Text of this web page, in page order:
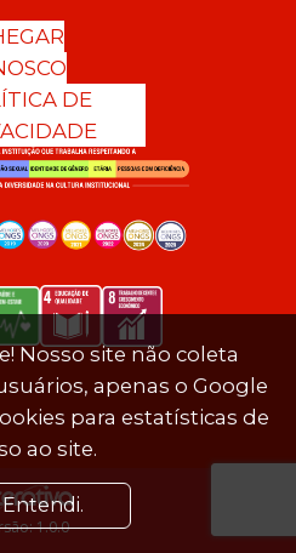
DE
1.0.0
Nosso site não coleta
apenas o Google
para estatísticas de
ao site.